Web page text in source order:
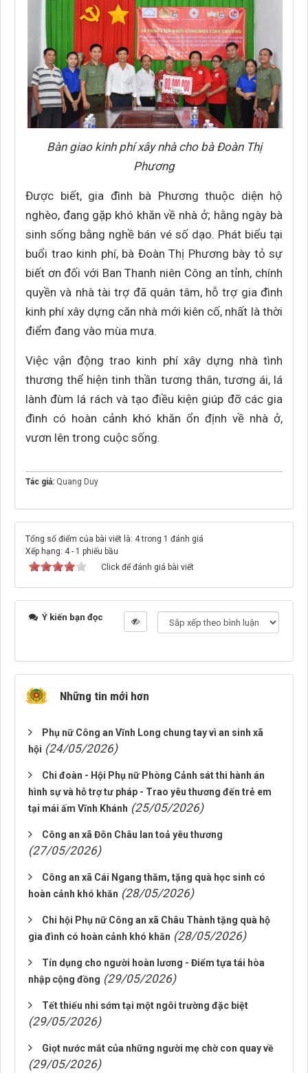
Bàn giao kinh phí xây nhà cho bà Đoàn Thị
Phương
Được biết, gia đình bà Phương thuộc diện hộ
nghèo, đang gặp khó khăn về nhà ở; hằng ngày bà
sinh sống bằng nghề bán vé số dạo. Phát biểu tại
buổi trao kinh phí, bà Đoàn Thị Phương bày tỏ sự
biết ơn đối với Ban Thanh niên Công an tỉnh, chính
quyền và nhà tài trợ đã quân tâm, hỗ trợ gia đình
kinh phí xây dựng căn nhà mới kiên cố, nhất là thời
điểm đang vào mùa mưa.
Việc vận động trao kinh phí xây dựng nhà tình
thương thể hiện tinh thần tương thân, tương ái, lá
lành đùm lá rách và tạo điều kiện giúp đỡ các gia
đình có hoàn cảnh khó khăn ổn định về nhà ở,
vươn lên trong cuộc sống.
Tác giả: Quang Duy
Tổng số điểm của bài viết là: 4 trong 1 đánh giá
Xếp hạng: 4- 1 phiếu bầu
Click để đánh giá bài viết
Ý kiến bạn đọc
Những tin mới hơn
Phụ nữ Công an Vĩnh Long chung tay vì an sinh xã
hội (24/05/2026)
Chi đoàn - Hội Phụ nữ Phòng Cảnh sát thi hành án
hình sự và hỗ trợ tư pháp - Trao yêu thương đến trẻ em
tại mái ấm Vĩnh Khánh (25/05/2026)
Công an xã Đôn Châu lan toả yêu thương
(27/05/2026)
Công an xã Cái Ngang thăm, tặng quà học sinh có
hoàn cảnh khó khăn (28/05/2026)
Chi hội Phụ nữ Công an xã Châu Thành tặng quà hộ
gia đình có hoàn cảnh khó khăn (28/05/2026)
Tín dụng cho người hoàn lương - Điểm tựa tái hòa
nhập cộng đồng (29/05/2026)
Tết thiếu nhi sớm tại một ngôi trường đặc biệt
(29/05/2026)
Giọt nước mắt của những người mẹ chờ con quay về
(29/05/2026)